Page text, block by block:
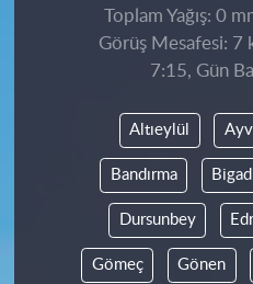
Toplam Yağış: 0
Görüş Mesafesi: 7
7:15, Gün
Altıeylül
Bandırma
Dursunbey
Gömeç Gönen